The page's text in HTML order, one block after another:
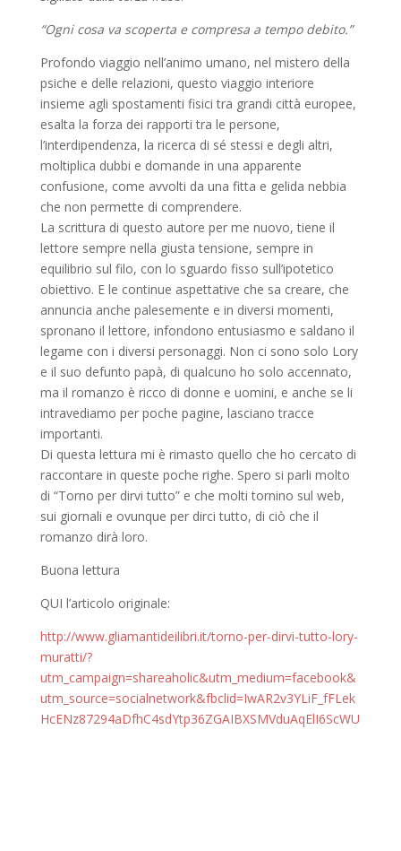
“Ogni cosa va scoperta e compresa a tempo debito.”
Profondo viaggio nell’animo umano, nel mistero della
psiche e delle relazioni, questo viaggio interiore
insieme agli spostamenti fisici tra grandi città europee,
esalta la forza dei rapporti tra le persone,
l’interdipendenza, la ricerca di sé stessi e degli altri,
moltiplica dubbi e domande in una apparente
confusione, come avvolti da una fitta e gelida nebbia
che non permette di comprendere.
La scrittura di questo autore per me nuovo, tiene il
lettore sempre nella giusta tensione, sempre in
equilibrio sul filo, con lo sguardo fisso sull’ipotetico
obiettivo. E le continue aspettative che sa creare, che
annuncia anche palesemente e in diversi momenti,
spronano il lettore, infondono entusiasmo e saldano il
legame con i diversi personaggi. Non ci sono solo Lory
e il suo defunto papà, di qualcuno ho solo accennato,
ma il romanzo è ricco di donne e uomini, e anche se li
intravediamo per poche pagine, lasciano tracce
importanti.
Di questa lettura mi è rimasto quello che ho cercato di
raccontare in queste poche righe. Spero si parli molto
di “Torno per dirvi tutto” e che molti tornino sul web,
sui giornali e ovunque per dirci tutto, di ciò che il
romanzo dirà loro.
Buona lettura
QUI l’articolo originale:
http://www.gliamantideilibri.it/torno-per-dirvi-tutto-lory-
muratti/?
utm_campaign=shareaholic&utm_medium=facebook&
utm_source=socialnetwork&fbclid=IwAR2v3YLiF_fFLek
HcENz87294aDfhC4sdYtp36ZGAIBXSMVduAqElI6ScWU